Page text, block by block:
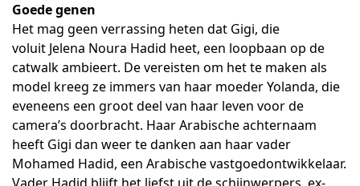
Goede genen
Het mag geen verrassing heten dat Gigi, die
voluit Jelena Noura Hadid heet, een loopbaan op de
catwalk ambieert. De vereisten om het te maken als
model kreeg ze immers van haar moeder Yolanda, die
eveneens een groot deel van haar leven voor de
camera’s doorbracht. Haar Arabische achternaam
heeft Gigi dan weer te danken aan haar vader
Mohamed Hadid, een Arabische vastgoedontwikkelaar.